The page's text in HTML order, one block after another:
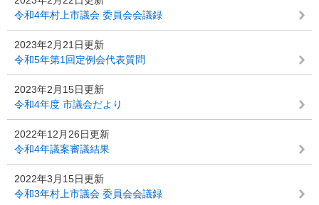
令和4年村上市議会 委員会会議録
2023年2月21日更新
令和5年第1回定例会代表質問
2023年2月15日更新
令和4年度 市議会だより
2022年12月26日更新
令和4年議案審議結果
2022年3月15日更新
令和3年村上市議会 委員会会議録